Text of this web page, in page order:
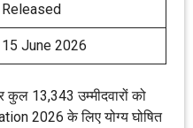
Released
15 June 2026
कुल 13,343 उम्मीदवारों को
2026 के लिए योग्य घोषित